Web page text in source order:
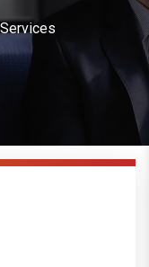
Services